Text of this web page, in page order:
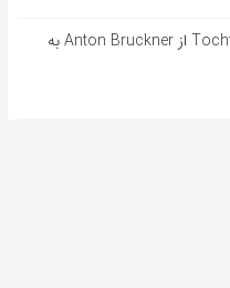
آهنگ آلمانی Tochterkomplex از Anton Bruckner به